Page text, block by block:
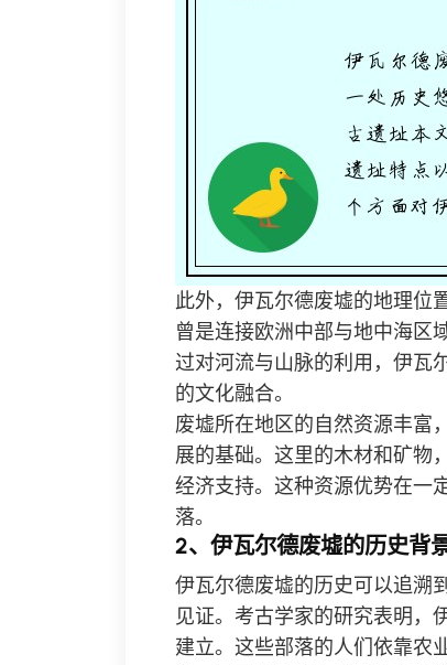
此外，伊瓦尔德废墟的地理位
曾是连接欧洲中部与地中海区
过对河流与山脉的利用，伊瓦
的文化融合。
废墟所在地区的自然资源丰富
展的基础。这里的木材和矿物
经济支持。这种资源优势在一
落。
2、伊瓦尔德废墟的历史背
伊瓦尔德废墟的历史可以追溯
见证。考古学家的研究表明，
建立。这些部落的人们依靠农